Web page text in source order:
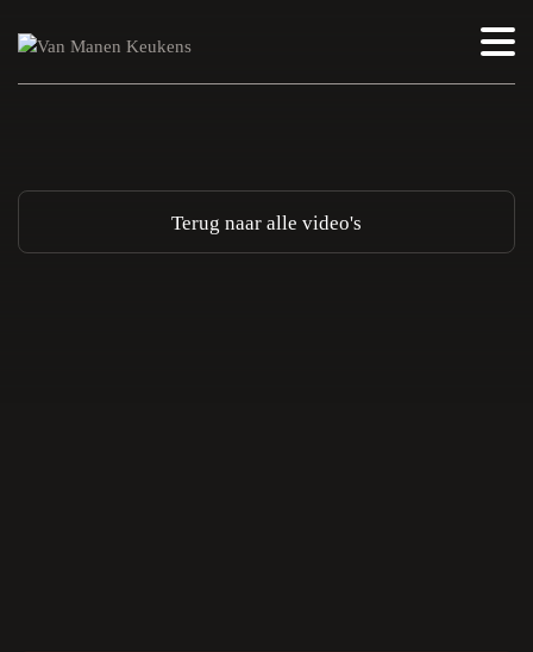
Terug naar alle video's